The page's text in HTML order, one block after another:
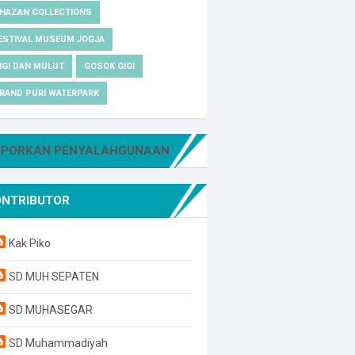
COLLECTIONS
MUSEUM JOGJA
DAN MULUT GOSOK GIGI
PURI WATERPARK
PENYALAHGUNAAN
Kak Piko
SD MUH SEPATEN
SD MUHASEGAR
SD Muhammadiyah